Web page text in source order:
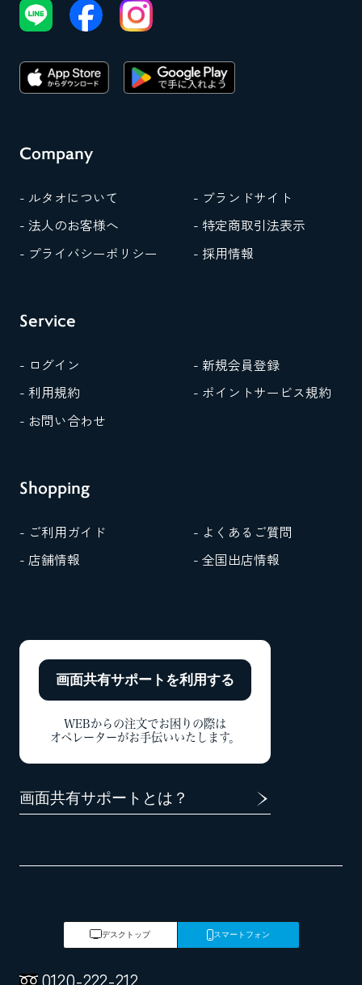
Company
- ルタオについて
- ブランドサイト
- 法人のお客様へ
- 特定商取引法表示
- プライバシーポリシー
- 採用情報
Service
- ログイン
- 新規会員登録
- 利用規約
- ポイントサービス規約
- お問い合わせ
Shopping
- ご利用ガイド
- よくあるご質問
- 店舗情報
- 全国出店情報
画面共有サポートを利用する
WEBからの注文でお困りの際は
オペレーターがお手伝いいたします。
画面共有サポートとは？
デスクトップ スマートフォン
0120-222-212